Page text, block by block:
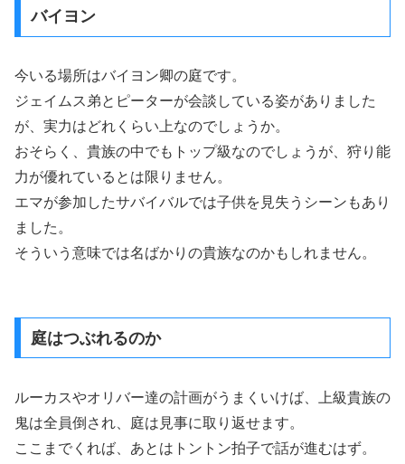
バイヨン
今いる場所はバイヨン卿の庭です。
ジェイムス弟とピーターが会談している姿がありました
が、実力はどれくらい上なのでしょうか。
おそらく、貴族の中でもトップ級なのでしょうが、狩り能
力が優れているとは限りません。
エマが参加したサバイバルでは子供を見失うシーンもあり
ました。
そういう意味では名ばかりの貴族なのかもしれません。
庭はつぶれるのか
ルーカスやオリバー達の計画がうまくいけば、上級貴族の
鬼は全員倒され、庭は見事に取り返せます。
ここまでくれば、あとはトントン拍子で話が進むはず。